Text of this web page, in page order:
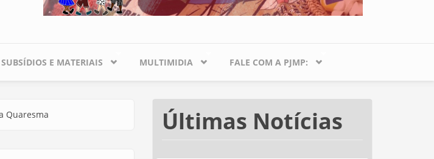
SUBSÍDIOS E MATERIAIS MULTIMIDIA FALE COM A PJMP:
Quaresma Últimas Notícias